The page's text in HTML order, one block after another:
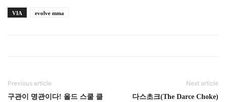
VIA evolve mma
Previous article
구관이 명관이다! 올드 스쿨 클
Next article
다스초크(The Darce Choke)